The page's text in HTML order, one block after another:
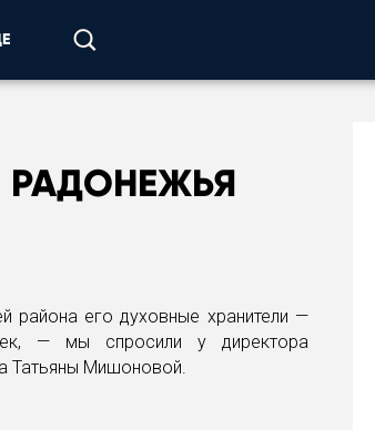
РАДОНЕЖЬЯ
района его духовные хранители —
— мы спросили у директора
Татьяны Мишоновой.